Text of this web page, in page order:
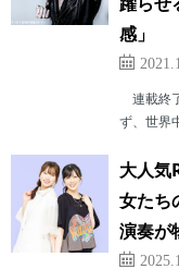
感」
連載終
ず、世界
大人気
女たち
演奏が